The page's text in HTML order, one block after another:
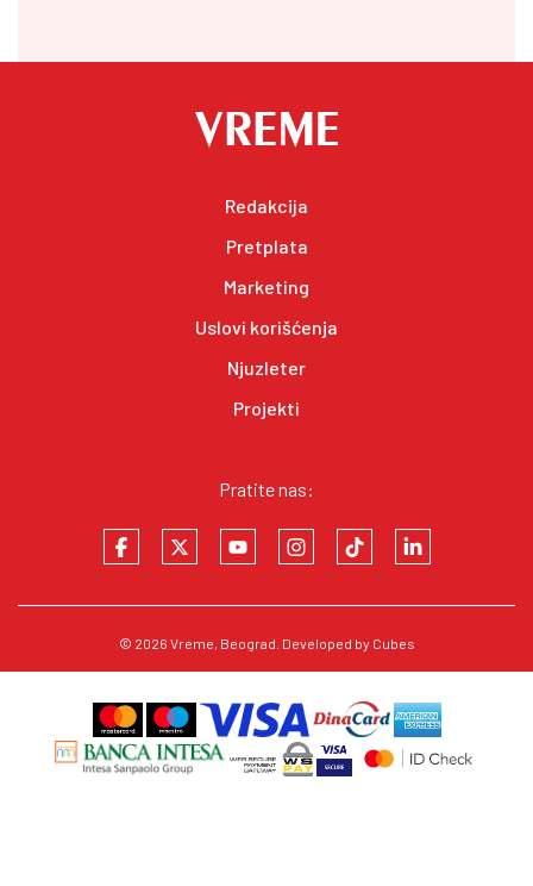
Redakcija
Pretplata
Marketing
Uslovi korišćenja
Njuzleter
Projekti
Pratite nas:
© 2026 Vreme, Beograd. Developed by Cubes